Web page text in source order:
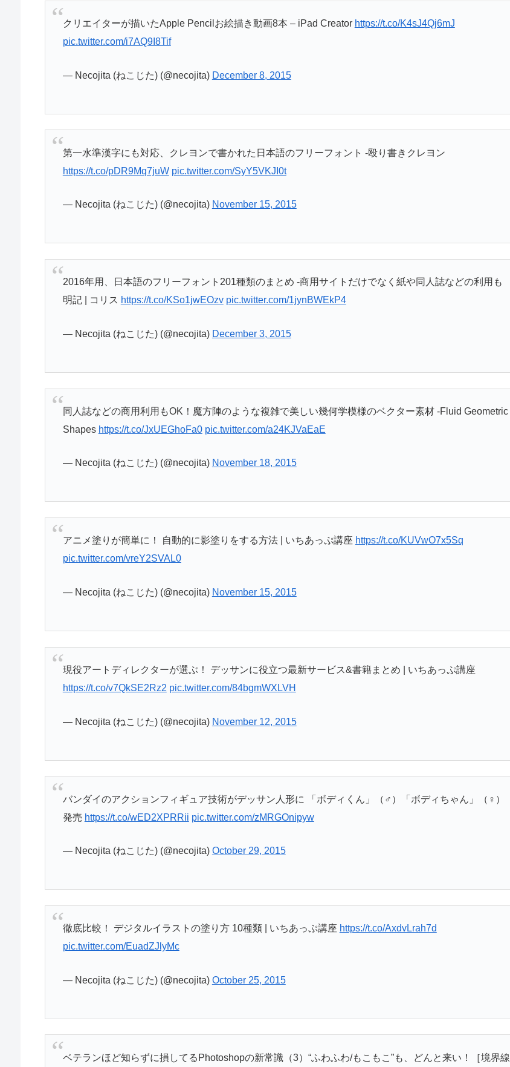
クリエイターが描いたApple Pencilお絵描き動画8本 – iPad Creator https://t.co/K4sJ4Qj6mJ
pic.twitter.com/i7AQ9I8Tif
— Necojita (ねこじた) (@necojita) December 8, 2015
第一水準漢字にも対応、クレヨンで書かれた日本語のフリーフォント -殴り書きクレヨン
https://t.co/pDR9Mq7juW pic.twitter.com/SyY5VKJI0t
— Necojita (ねこじた) (@necojita) November 15, 2015
2016年用、日本語のフリーフォント201種類のまとめ -商用サイトだけでなく紙や同人誌などの利用も
明記 | コリス https://t.co/KSo1jwEOzv pic.twitter.com/1jynBWEkP4
— Necojita (ねこじた) (@necojita) December 3, 2015
同人誌などの商用利用もOK！魔方陣のような複雑で美しい幾何学模様のベクター素材 -Fluid Geometric
Shapes https://t.co/JxUEGhoFa0 pic.twitter.com/a24KJVaEaE
— Necojita (ねこじた) (@necojita) November 18, 2015
アニメ塗りが簡単に！ 自動的に影塗りをする方法 | いちあっぷ講座 https://t.co/KUVwO7x5Sq
pic.twitter.com/vreY2SVAL0
— Necojita (ねこじた) (@necojita) November 15, 2015
現役アートディレクターが選ぶ！ デッサンに役立つ最新サービス&書籍まとめ | いちあっぷ講座
https://t.co/v7QkSE2Rz2 pic.twitter.com/84bgmWXLVH
— Necojita (ねこじた) (@necojita) November 12, 2015
バンダイのアクションフィギュア技術がデッサン人形に 「ボディくん」（♂）「ボディちゃん」（♀）
発売 https://t.co/wED2XPRRii pic.twitter.com/zMRGOnipyw
— Necojita (ねこじた) (@necojita) October 29, 2015
徹底比較！ デジタルイラストの塗り方 10種類 | いちあっぷ講座 https://t.co/AxdvLrah7d
pic.twitter.com/EuadZJlyMc
— Necojita (ねこじた) (@necojita) October 25, 2015
ベテランほど知らずに損してるPhotoshopの新常識（3）“ふわふわ/もこもこ”も、どんと来い！［境界線